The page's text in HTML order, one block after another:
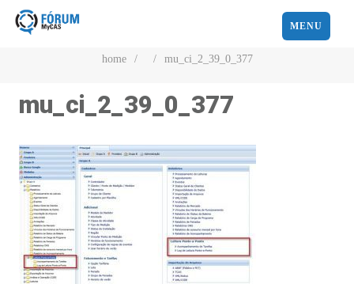
MENU
home / / mu_ci_2_39_0_377
mu_ci_2_39_0_377